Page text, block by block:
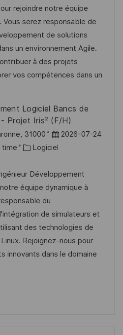
rejoindre notre équipe
Vous serez responsable de
de solutions
un environnement Agile.
à des projets
vos compétences dans un
Logiciel Bancs de
Projet Iris² (F/H)
31000
D
a
e
d
a
f
f
i
2026-07-24
time
C
t
é
g
o
r
i
e
Logiciel
Développement
équipe dynamique à
du
de simulateurs et
des technologies de
Rejoignez-nous pour
innovants dans le domaine